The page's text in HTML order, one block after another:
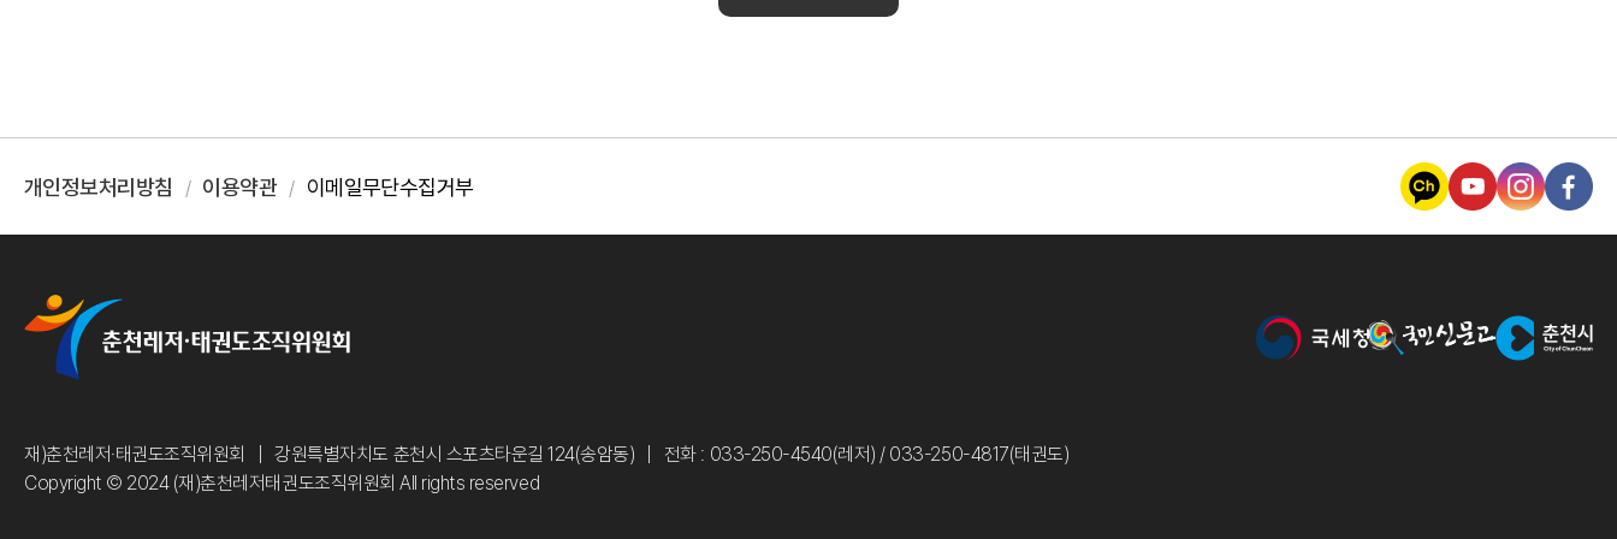
개인정보처리방침 이용약관 이메일무단수집거부
재)춘천레저·태권도조직위원회 강원특별자치도 춘천시 스포츠타운길 124(송암동)
전화 : 033-250-4540(레저) / 033-250-4817(태권도)
Copyright © 2024 (재)춘천레저태권도조직위원회 All rights reserved